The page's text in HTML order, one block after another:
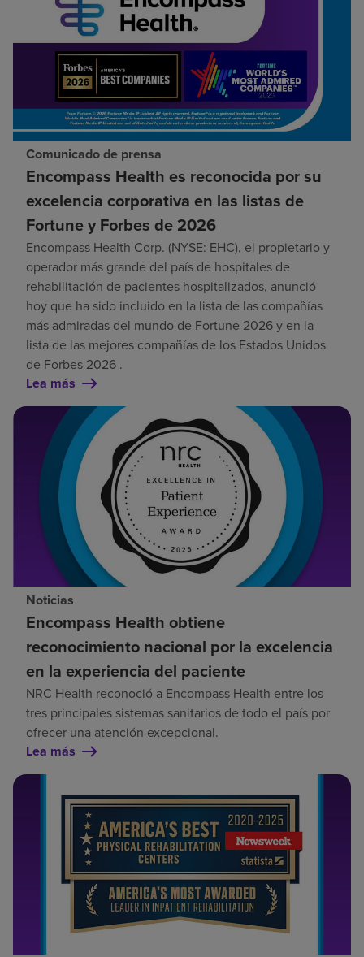
Comunicado de prensa
Encompass Health es reconocida por su
excelencia corporativa en las listas de
Fortune y Forbes de 2026
Encompass Health Corp. (NYSE: EHC), el propietario y
operador más grande del país de hospitales de
rehabilitación de pacientes hospitalizados, anunció
hoy que ha sido incluido en la lista de las compañías
más admiradas del mundo de Fortune 2026 y en la
lista de las mejores compañías de los Estados Unidos
de Forbes 2026 .
Lea más
Noticias
Encompass Health obtiene
reconocimiento nacional por la excelencia
en la experiencia del paciente
NRC Health reconoció a Encompass Health entre los
tres principales sistemas sanitarios de todo el país por
ofrecer una atención excepcional.
Lea más